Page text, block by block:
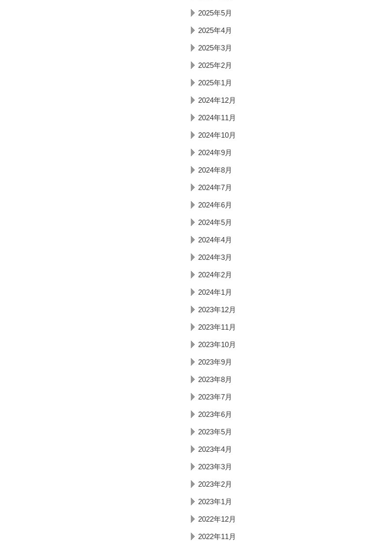
2025年5月
2025年4月
2025年3月
2025年2月
2025年1月
2024年12月
2024年11月
2024年10月
2024年9月
2024年8月
2024年7月
2024年6月
2024年5月
2024年4月
2024年3月
2024年2月
2024年1月
2023年12月
2023年11月
2023年10月
2023年9月
2023年8月
2023年7月
2023年6月
2023年5月
2023年4月
2023年3月
2023年2月
2023年1月
2022年12月
2022年11月